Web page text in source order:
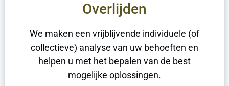
Overlijden
We maken een vrijblijvende individuele (of
collectieve) analyse van uw behoeften en
helpen u met het bepalen van de best
mogelijke oplossingen.